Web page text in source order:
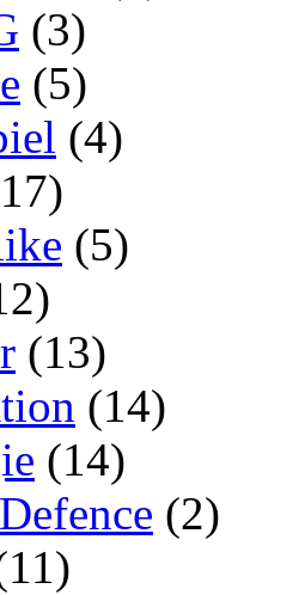
(3)
(5)
(4)
(5)
(13)
(14)
(14)
(2)